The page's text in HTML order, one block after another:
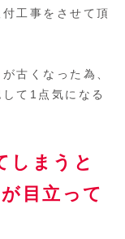
工事をさせて頂
古くなった為、
て1点気になる
しまうと
目立って